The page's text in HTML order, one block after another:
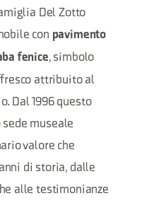
Del Zotto
con pavimento
fenice, simbolo
attribuito al
Dal 1996 questo
sede museale
valore che
di storia, dalle
alle testimonianze